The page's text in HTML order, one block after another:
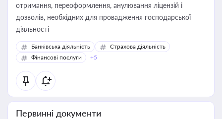
отримання, переоформлення, анулювання ліцензій і
дозволів, необхідних для провадження господарської
діяльності
Банківська діяльність
Страхова діяльність
Фінансові послуги
+5
Первинні документи